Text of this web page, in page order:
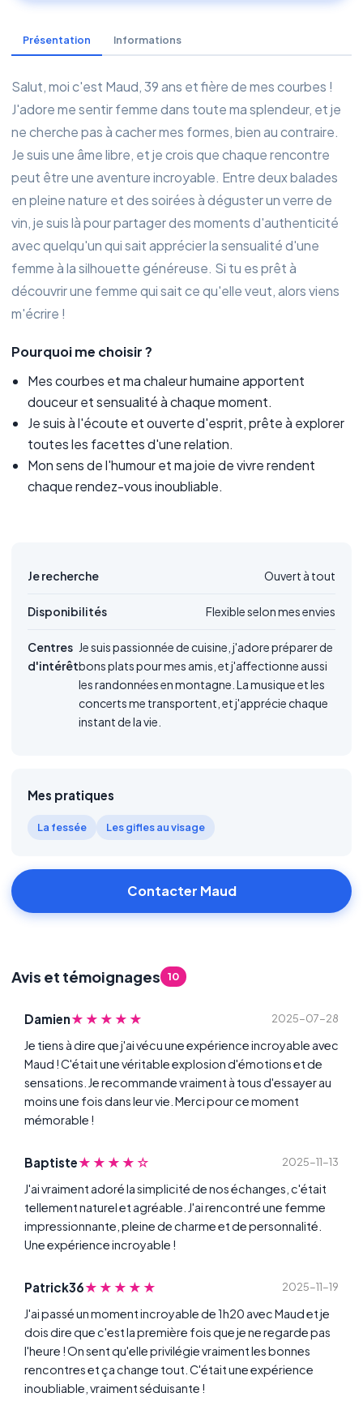
Présentation Informations
Salut, moi c'est Maud, 39 ans et fière de mes courbes !
J'adore me sentir femme dans toute ma splendeur, et je
ne cherche pas à cacher mes formes, bien au contraire.
Je suis une âme libre, et je crois que chaque rencontre
peut être une aventure incroyable. Entre deux balades
en pleine nature et des soirées à déguster un verre de
vin, je suis là pour partager des moments d'authenticité
avec quelqu'un qui sait apprécier la sensualité d'une
femme à la silhouette généreuse. Si tu es prêt à
découvrir une femme qui sait ce qu'elle veut, alors viens
m'écrire !
Pourquoi me choisir ?
Mes courbes et ma chaleur humaine apportent
douceur et sensualité à chaque moment.
Je suis à l'écoute et ouverte d'esprit, prête à explorer
toutes les facettes d'une relation.
Mon sens de l'humour et ma joie de vivre rendent
chaque rendez-vous inoubliable.
Je recherche Ouvert à tout
Disponibilités Flexible selon mes envies
Centres
d'intérêt
Je suis passionnée de cuisine, j'adore préparer de
bons plats pour mes amis, et j'affectionne aussi
les randonnées en montagne. La musique et les
concerts me transportent, et j'apprécie chaque
instant de la vie.
Mes pratiques
La fessée Les gifles au visage
Contacter Maud
Avis et témoignages 10
Damien★★★★★ 2025-07-28
Je tiens à dire que j'ai vécu une expérience incroyable avec
Maud ! C'était une véritable explosion d'émotions et de
sensations. Je recommande vraiment à tous d'essayer au
moins une fois dans leur vie. Merci pour ce moment
mémorable !
Baptiste★★★★☆ 2025-11-13
J'ai vraiment adoré la simplicité de nos échanges, c'était
tellement naturel et agréable. J'ai rencontré une femme
impressionnante, pleine de charme et de personnalité.
Une expérience incroyable !
Patrick36★★★★★ 2025-11-19
J'ai passé un moment incroyable de 1h20 avec Maud et je
dois dire que c'est la première fois que je ne regarde pas
l'heure ! On sent qu'elle privilégie vraiment les bonnes
rencontres et ça change tout. C'était une expérience
inoubliable, vraiment séduisante !